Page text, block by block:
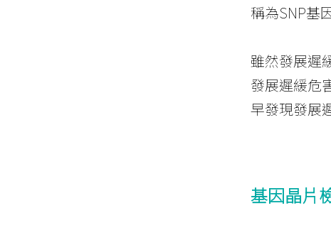
稱為SNP基
雖然發展遲
發展遲緩危
早發現發展
基因晶片